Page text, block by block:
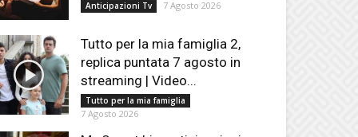
Anticipazioni Tv 7 Agosto 2026
Tutto per la mia famiglia 2,
replica puntata 7 agosto in
streaming | Video...
Tutto per la mia famiglia
7 Agosto 2026